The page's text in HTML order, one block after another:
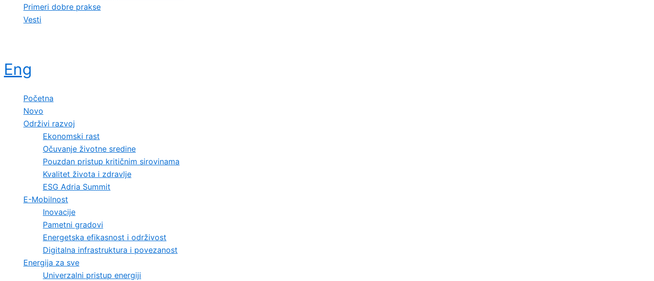
Primeri dobre prakse
Vesti
Eng
Početna
Novo
Održivi razvoj
Ekonomski rast
Očuvanje životne sredine
Pouzdan pristup kritičnim sirovinama
Kvalitet života i zdravlje
ESG Adria Summit
E-Mobilnost
Inovacije
Pametni gradovi
Energetska efikasnost i održivost
Digitalna infrastruktura i povezanost
Energija za sve
Univerzalni pristup energiji